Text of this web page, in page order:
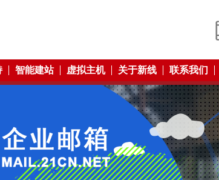
智能建站 虚拟主机 关于新线 联系我们